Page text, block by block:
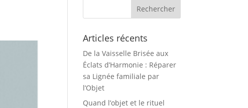
Articles récents
De la Vaisselle Brisée aux
Éclats d’Harmonie : Réparer
sa Lignée familiale par
l’Objet
Quand l’objet et le rituel